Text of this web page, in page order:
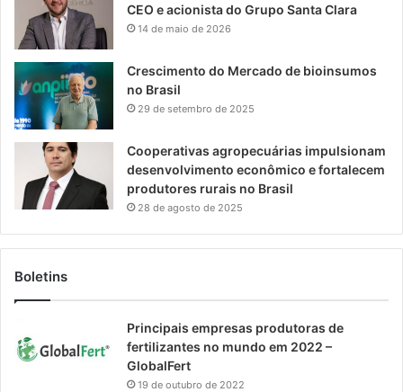
CEO e acionista do Grupo Santa Clara
14 de maio de 2026
Crescimento do Mercado de bioinsumos
no Brasil
29 de setembro de 2025
Cooperativas agropecuárias impulsionam
desenvolvimento econômico e fortalecem
produtores rurais no Brasil
28 de agosto de 2025
Boletins
Principais empresas produtoras de
fertilizantes no mundo em 2022 –
GlobalFert
19 de outubro de 2022